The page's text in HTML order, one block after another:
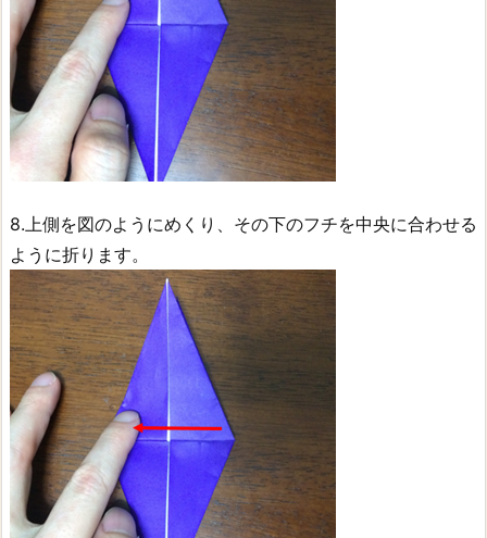
8.上側を図のようにめくり、その下のフチを中央に合わせる
ように折ります。